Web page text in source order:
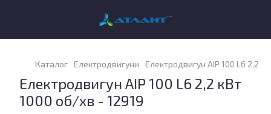
Каталог Електродвигуни Електродвигун АІР 100 L6 2,2
Електродвигун АІР 100 L6 2,2 кВт
1000 об/хв - 12919